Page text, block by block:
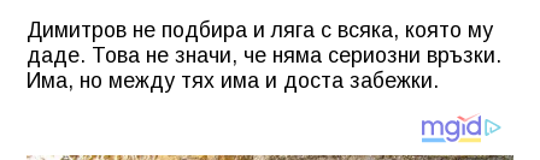
Димитров не подбира и ляга с всяка, която му
даде. Това не значи, че няма сериозни връзки.
Има, но между тях има и доста забежки.